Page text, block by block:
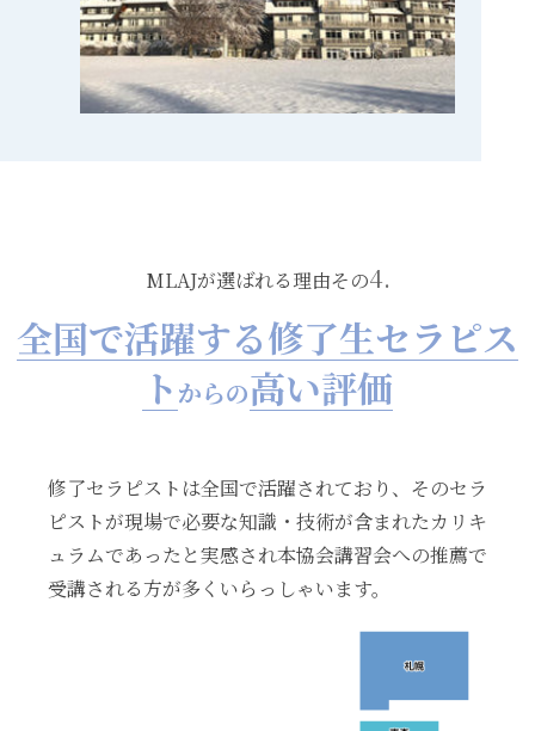
MLAJが選ばれる理由その4.
全国で活躍する修了生セラピス
ト からの高い評価
修了セラピストは全国で活躍されており、そのセラ
ピストが現場で必要な知識・技術が含まれたカリキ
ュラムであったと実感され本協会講習会への推薦で
受講される方が多くいらっしゃいます。